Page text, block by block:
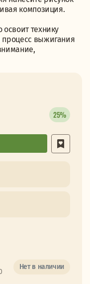
композиция.
технику
процесс выжигания
25%
Нет в наличии